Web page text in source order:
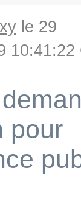
le 29
pour